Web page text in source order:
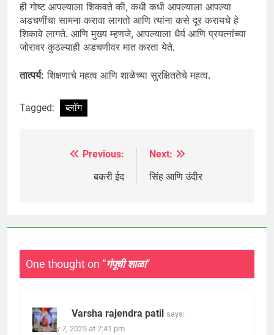
ही गोष्ट आपल्याला शिकवते की, कधी कधी आपल्याला आपल्या
अडचणींचा सामना करावा लागतो आणि त्यांना कसे दूर करायचे हे
शिकावे लागते. आणि मुख्य म्हणजे, आपल्याला धैर्य आणि प्रयत्नांच्या
जोरावर कुठल्याही अडचणीवर मात करता येते.
तात्पर्य: शिक्षणाचे महत्व आणि शाळेच्या सुरक्षिततेचे महत्व.
Tagged: ब्लॉग
navigation
Previous:
बकरी ईद
Next:
सिंह आणि उंदीर
One thought on “गंपूची शाळा”
Varsha rajendra patil says:
January 7, 2025 at 7:41 pm